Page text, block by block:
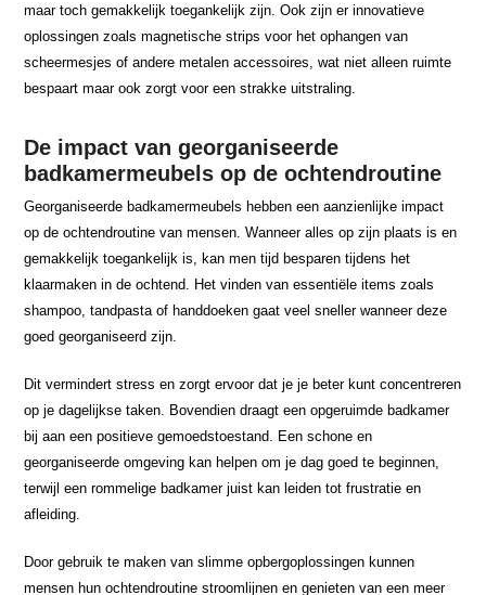
maar toch gemakkelijk toegankelijk zijn. Ook zijn er innovatieve
oplossingen zoals magnetische strips voor het ophangen van
scheermesjes of andere metalen accessoires, wat niet alleen ruimte
bespaart maar ook zorgt voor een strakke uitstraling.
De impact van georganiseerde
badkamermeubels op de ochtendroutine
Georganiseerde badkamermeubels hebben een aanzienlijke impact
op de ochtendroutine van mensen. Wanneer alles op zijn plaats is en
gemakkelijk toegankelijk is, kan men tijd besparen tijdens het
klaarmaken in de ochtend. Het vinden van essentiële items zoals
shampoo, tandpasta of handdoeken gaat veel sneller wanneer deze
goed georganiseerd zijn.
Dit vermindert stress en zorgt ervoor dat je je beter kunt concentreren
op je dagelijkse taken. Bovendien draagt een opgeruimde badkamer
bij aan een positieve gemoedstoestand. Een schone en
georganiseerde omgeving kan helpen om je dag goed te beginnen,
terwijl een rommelige badkamer juist kan leiden tot frustratie en
afleiding.
Door gebruik te maken van slimme opbergoplossingen kunnen
mensen hun ochtendroutine stroomlijnen en genieten van een meer